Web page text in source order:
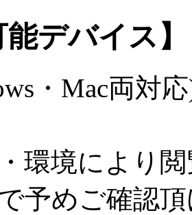
能デバイス】
・Mac両対
環境により
予めご確認